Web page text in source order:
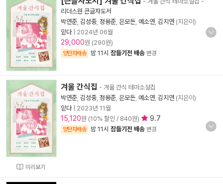
리더스원 큰글자도서
박연준 김성중 정용준 은모든 예소연 김지연 (지은이)
읻다| 2024년 06월
29,000원 (290원)
양탄자배송 밤 11시 잠들기전 배송 변경
미리보기
겨울 간식집 - 겨울 간식 테마소설집
박연준 김성중 정용준 은모든 예소연 김지연 (지은이)
읻다| 2023년 11월
15,120원 (10% 할인 / 840원) 9.7
양탄자배송 밤 11시 잠들기전 배송 변경